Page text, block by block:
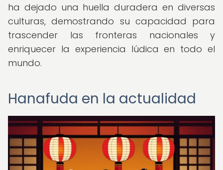
ha dejado una huella duradera en diversas
culturas, demostrando su capacidad para
trascender las fronteras nacionales y
enriquecer la experiencia lúdica en todo el
mundo.
Hanafuda en la actualidad